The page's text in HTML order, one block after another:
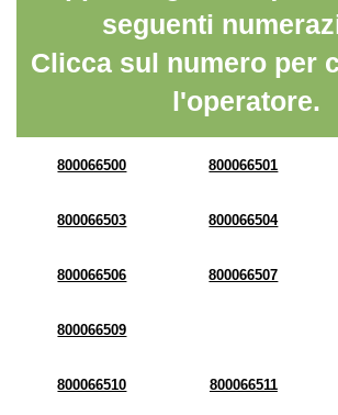
seguenti
Clicca sul numero per
l'operatore.
800066500 800066501
800066503 800066504
800066506 800066507
800066509
800066510 800066511